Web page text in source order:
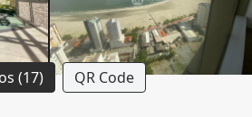
(17) QR Code